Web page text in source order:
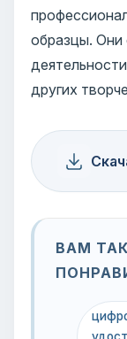
образцы. Они
других
ВАМ